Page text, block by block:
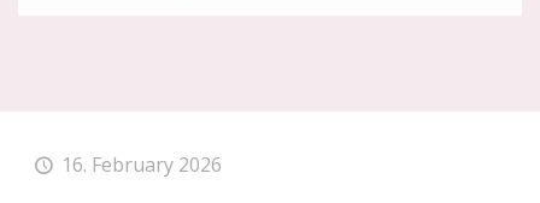
16. February 2026